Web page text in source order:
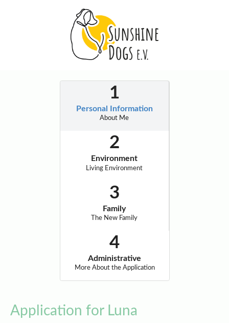
Personal Information
About Me
Environment
Living Environment
Family
The New Family
Administrative
More About the Application
Application for Luna